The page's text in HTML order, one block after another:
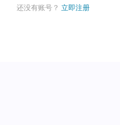
还没有账号？立即注册